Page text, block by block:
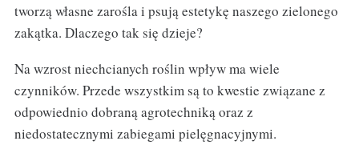
tworzą własne zarośla i psują estetykę naszego zielonego
zakątka. Dlaczego tak się dzieje?
Na wzrost niechcianych roślin wpływ ma wiele
czynników. Przede wszystkim są to kwestie związane z
odpowiednio dobraną agrotechniką oraz z
niedostatecznymi zabiegami pielęgnacyjnymi.